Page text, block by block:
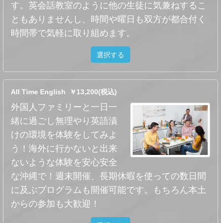
す。英会話教室のように他の生徒に気兼ねするこ
ともありませんし、時間や曜日も双方が都合付く
時間帯で気軽に取り組めます。
選択する
All Time English ￥13,200(税込)
外国人ファミリーと一日一
緒に過ごし無理やり英語漬
けの環境を体験をしてみよ
う！海外に行かないと出来
ないような体験を安心安全
な沖縄で！週末開催、長期休暇を使っての数日間
に及ぶプログラムも開催可能です。もちろん本土
からの参加も大歓迎！